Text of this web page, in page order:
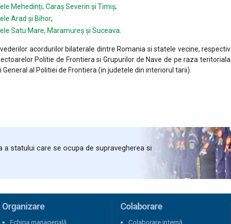
Mehedinți, Caraș Severin și Timiș;
Arad și Bihor;
Satu Mare, Maramureș și Suceava
acordurilor bilaterale dintre Romania si statele vecine, respectiv
Politie de Frontiera si Grupurilor de Nave de pe raza teritoriala
al Politiei de Frontiera (in judetele din interiorul tarii).
statului care se ocupa de supravegherea si
Organizare
Echipa managerială
Colaborare
Colaborare internă